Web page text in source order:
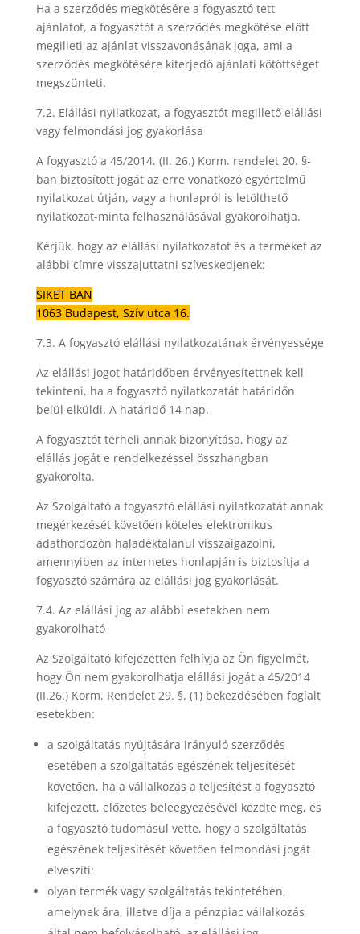
Ha a szerződés megkötésére a fogyasztó tett
ajánlatot, a fogyasztót a szerződés megkötése előtt
megilleti az ajánlat visszavonásának joga, ami a
szerződés megkötésére kiterjedő ajánlati kötöttséget
megszünteti.
7.2. Elállási nyilatkozat, a fogyasztót megillető elállási
vagy felmondási jog gyakorlása
A fogyasztó a 45/2014. (II. 26.) Korm. rendelet 20. §-
ban biztosított jogát az erre vonatkozó egyértelmű
nyilatkozat útján, vagy a honlapról is letölthető
nyilatkozat-minta felhasználásával gyakorolhatja.
Kérjük, hogy az elállási nyilatkozatot és a terméket az
alábbi címre visszajuttatni szíveskedjenek:
SIKET BAN
1063 Budapest, Szív utca 16.
7.3. A fogyasztó elállási nyilatkozatának érvényessége
Az elállási jogot határidőben érvényesítettnek kell
tekinteni, ha a fogyasztó nyilatkozatát határidőn
belül elküldi. A határidő 14 nap.
A fogyasztót terheli annak bizonyítása, hogy az
elállás jogát e rendelkezéssel összhangban
gyakorolta.
Az Szolgáltató a fogyasztó elállási nyilatkozatát annak
megérkezését követően köteles elektronikus
adathordozón haladéktalanul visszaigazolni,
amennyiben az internetes honlapján is biztosítja a
fogyasztó számára az elállási jog gyakorlását.
7.4. Az elállási jog az alábbi esetekben nem
gyakorolható
Az Szolgáltató kifejezetten felhívja az Ön figyelmét,
hogy Ön nem gyakorolhatja elállási jogát a 45/2014
(II.26.) Korm. Rendelet 29. §. (1) bekezdésében foglalt
esetekben:
a szolgáltatás nyújtására irányuló szerződés
esetében a szolgáltatás egészének teljesítését
követően, ha a vállalkozás a teljesítést a fogyasztó
kifejezett, előzetes beleegyezésével kezdte meg, és
a fogyasztó tudomásul vette, hogy a szolgáltatás
egészének teljesítését követően felmondási jogát
elveszíti;
olyan termék vagy szolgáltatás tekintetében,
amelynek ára, illetve díja a pénzpiac vállalkozás